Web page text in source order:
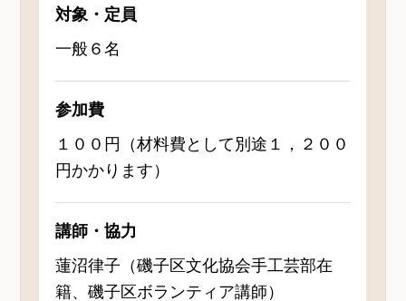
対象・定員
一般６名
参加費
１００円（材料費として別途１，２００
円かかります）
講師・協力
蓮沼律子（磯子区文化協会手工芸部在
籍、磯子区ボランティア講師）